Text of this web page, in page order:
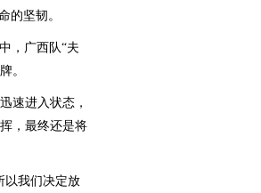
的坚韧。
，广西队“夫
。
速进入状态，
，最终还是将
我们决定放